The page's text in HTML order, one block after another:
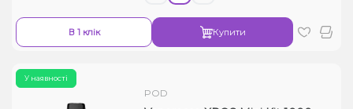
В 1 клік Купити
У наявності
POD